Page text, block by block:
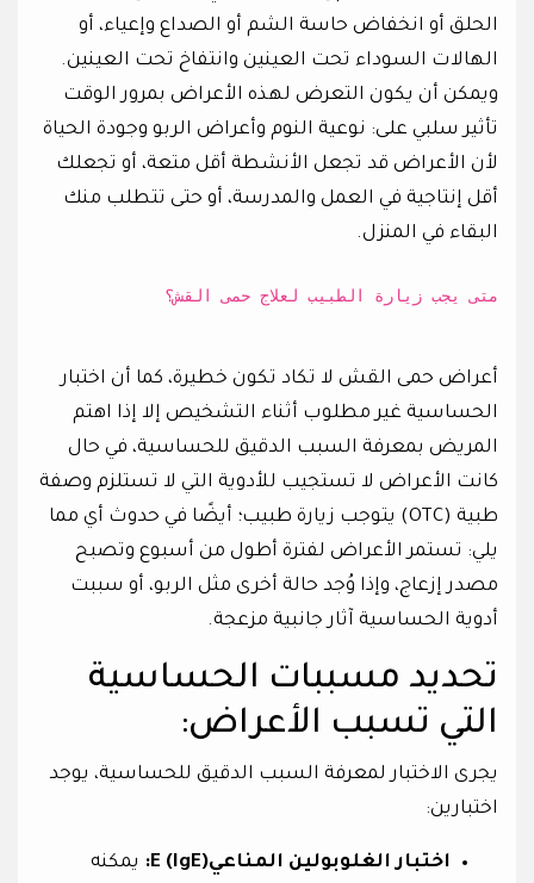
الحلق أو انخفاض حاسة الشم أو الصداع وإعياء، أو
الهالات السوداء تحت العينين وانتفاخ تحت العينين.
ويمكن أن يكون التعرض لهذه الأعراض بمرور الوقت
تأثير سلبي على: نوعية النوم وأعراض الربو وجودة الحياة
لأن الأعراض قد تجعل الأنشطة أقل متعة، أو تجعلك
أقل إنتاجية في العمل والمدرسة، أو حتى تتطلب منك
البقاء في المنزل.
متى يجب زيارة الطبيب لعلاج حمى القش؟
أعراض حمى القش لا تكاد تكون خطيرة، كما أن اختبار
الحساسية غير مطلوب أثناء التشخيص إلا إذا اهتم
المريض بمعرفة السبب الدقيق للحساسية، في حال
كانت الأعراض لا تستجيب للأدوية التي لا تستلزم وصفة
طبية (OTC) يتوجب زيارة طبيب؛ أيضًا في حدوث أي مما
يلي: تستمر الأعراض لفترة أطول من أسبوع وتصبح
مصدر إزعاج، وإذا وُجد حالة أخرى مثل الربو، أو سببت
أدوية الحساسية آثار جانبية مزعجة.
تحديد مسببات الحساسية
التي تسبب الأعراض:
يجرى الاختبار لمعرفة السبب الدقيق للحساسية، يوجد
اختبارين:
اختبار الغلوبولين المناعيE (IgE):
يمكنه